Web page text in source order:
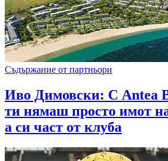
Съдържание от партньори
Иво Димовски: С Antea
ти нямаш просто имот
а си част от клуба